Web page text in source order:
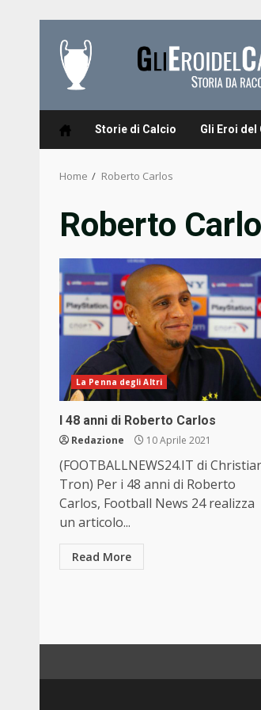
content
Storie di Calcio Gli Eroi
Home Roberto Carlos
Roberto
La Penna degli Altri
I 48 anni di Roberto Carlos
Redazione 10 Aprile 2021
(FOOTBALLNEWS24.IT di
Tron) Per i 48 anni di Roberto
Carlos, Football News 24 realizza
un articolo...
Read More